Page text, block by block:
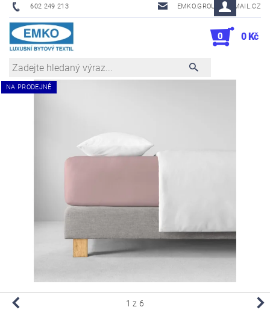
602 249 213 EMKO.GROUSL@EMAIL.CZ
0 0 Kč
NA PRODEJNĚ
1 z 6